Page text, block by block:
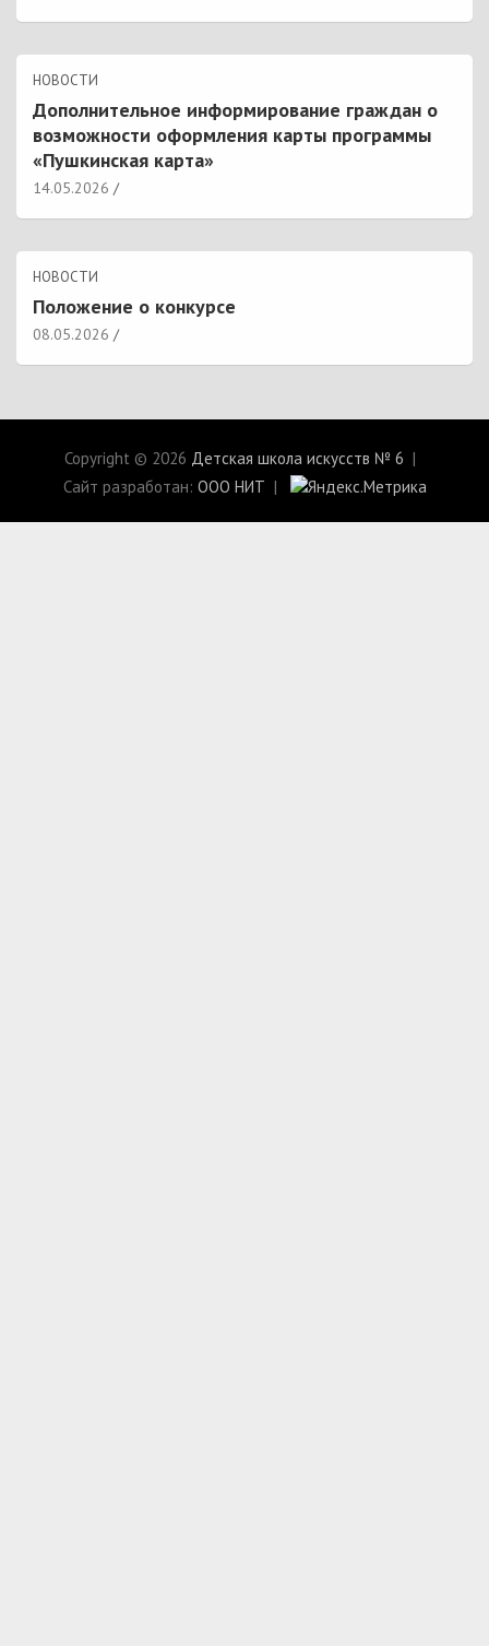
НОВОСТИ
Дополнительное информирование граждан о
возможности оформления карты программы
«Пушкинская карта»
14.05.2026
НОВОСТИ
Положение о конкурсе
08.05.2026
Copyright © 2026 Детская школа искусств № 6
Сайт разработан: ООО НИТ